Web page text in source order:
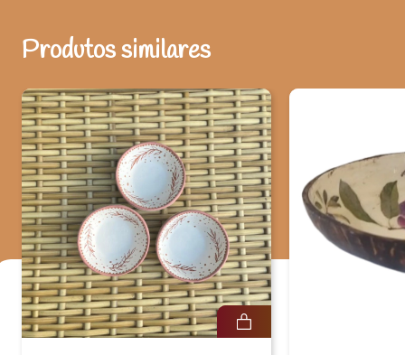
uma técnica que ela caracteriza de Arte Provençal: um bordado
no papel. "Todo artista coloca na arte dele o que ele sente; eu
harmonia” - afirma Tita, “O artesanato é o meu sustento, minha
satisfação e minha autoestima.. é tudo!”.
Ao adquirir esta peça, você ajuda a valorizar o artesanato e
a cultura brasileira.
*Observação: Produtos artesanais podem apresentar alterações
de dimensões e variações de cores, o que não caracteriza falhas
na peça.
Produtos similares